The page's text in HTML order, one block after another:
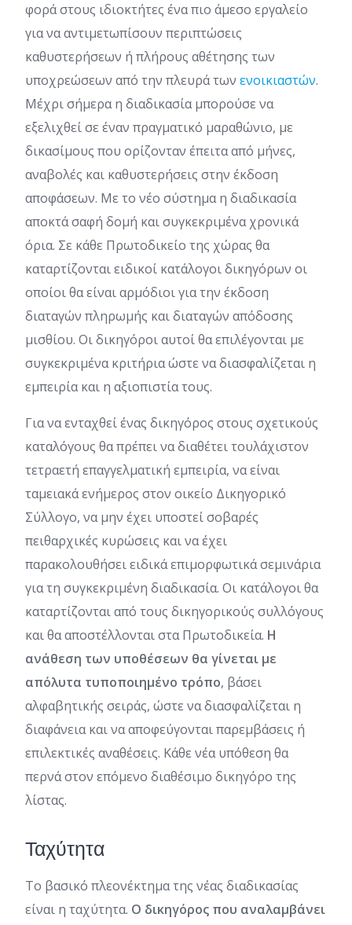
φορά στους ιδιοκτήτες ένα πιο άμεσο εργαλείο
για να αντιμετωπίσουν περιπτώσεις
καθυστερήσεων ή πλήρους αθέτησης των
υποχρεώσεων από την πλευρά των ενοικιαστών.
Μέχρι σήμερα η διαδικασία μπορούσε να
εξελιχθεί σε έναν πραγματικό μαραθώνιο, με
δικασίμους που ορίζονταν έπειτα από μήνες,
αναβολές και καθυστερήσεις στην έκδοση
αποφάσεων. Με το νέο σύστημα η διαδικασία
αποκτά σαφή δομή και συγκεκριμένα χρονικά
όρια. Σε κάθε Πρωτοδικείο της χώρας θα
καταρτίζονται ειδικοί κατάλογοι δικηγόρων οι
οποίοι θα είναι αρμόδιοι για την έκδοση
διαταγών πληρωμής και διαταγών απόδοσης
μισθίου. Οι δικηγόροι αυτοί θα επιλέγονται με
συγκεκριμένα κριτήρια ώστε να διασφαλίζεται η
εμπειρία και η αξιοπιστία τους.
Για να ενταχθεί ένας δικηγόρος στους σχετικούς
καταλόγους θα πρέπει να διαθέτει τουλάχιστον
τετραετή επαγγελματική εμπειρία, να είναι
ταμειακά ενήμερος στον οικείο Δικηγορικό
Σύλλογο, να μην έχει υποστεί σοβαρές
πειθαρχικές κυρώσεις και να έχει
παρακολουθήσει ειδικά επιμορφωτικά σεμινάρια
για τη συγκεκριμένη διαδικασία. Οι κατάλογοι θα
καταρτίζονται από τους δικηγορικούς συλλόγους
και θα αποστέλλονται στα Πρωτοδικεία. Η
ανάθεση των υποθέσεων θα γίνεται με
απόλυτα τυποποιημένο τρόπο, βάσει
αλφαβητικής σειράς, ώστε να διασφαλίζεται η
διαφάνεια και να αποφεύγονται παρεμβάσεις ή
επιλεκτικές αναθέσεις. Κάθε νέα υπόθεση θα
περνά στον επόμενο διαθέσιμο δικηγόρο της
λίστας.
Ταχύτητα
Το βασικό πλεονέκτημα της νέας διαδικασίας
είναι η ταχύτητα. Ο δικηγόρος που αναλαμβάνει